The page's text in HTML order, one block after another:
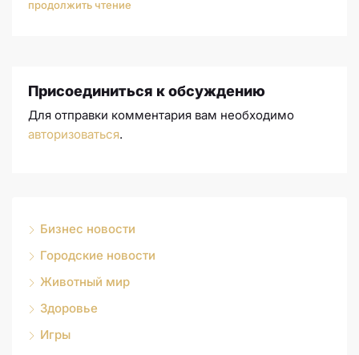
продолжить чтение
Присоединиться к обсуждению
Для отправки комментария вам необходимо
авторизоваться.
Бизнес новости
Городские новости
Животный мир
Здоровье
Игры